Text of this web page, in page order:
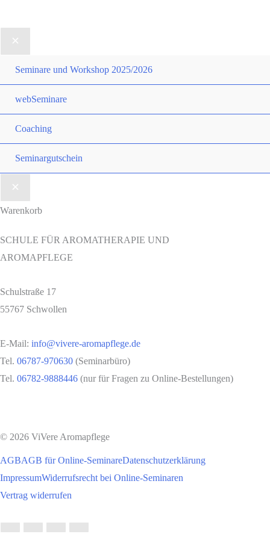
Seminare und Workshop 2025/2026
webSeminare
Coaching
Seminargutschein
Warenkorb
SCHULE FÜR AROMATHERAPIE UND
AROMAPFLEGE
Schulstraße 17
55767 Schwollen
E-Mail: info@vivere-aromapflege.de
Tel. 06787-970630 (Seminarbüro)
Tel. 06782-9888446 (nur für Fragen zu Online-Bestellungen)
© 2026 ViVere Aromapflege
AGBAGB für Online-SeminareDatenschutzerklärung
ImpressumWiderrufsrecht bei Online-Seminaren
Vertrag widerrufen
Nach